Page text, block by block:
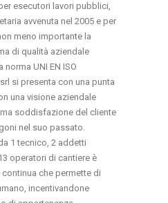
esecutori lavori pubblici,
avvenuta nel 2005 e per
meno importante la
di qualità aziendale
UNI EN ISO
si presenta con una punta
una visione aziendale
soddisfazione del cliente
nel suo passato.
1 tecnico, 2 addetti
operatori di cantiere è
che permette di
incentivandone